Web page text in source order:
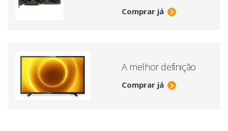
Comprar já
A melhor definição
Comprar já